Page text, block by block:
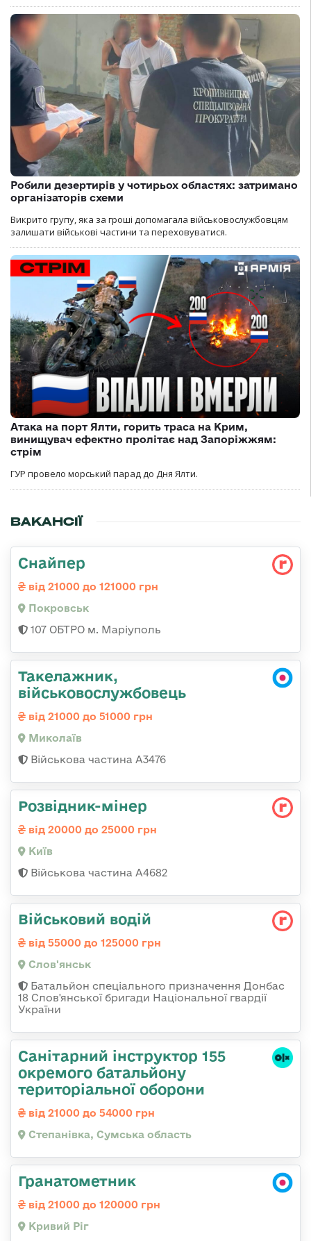
Робили дезертирів у чотирьох областях: затримано
організаторів схеми
Викрито групу, яка за гроші допомагала військовослужбовцям
залишати військові частини та переховуватися.
Атака на порт Ялти, горить траса на Крим,
винищувач ефектно пролітає над Запоріжжям:
стрім
ГУР провело морський парад до Дня Ялти.
ВАКАНСІЇ
Снайпер
від 21000 до 121000 грн
Покровськ
107 ОБТРО м. Маріуполь
Такелажник,
військовослужбовець
від 21000 до 51000 грн
Миколаїв
Військова частина А3476
Розвідник-мінер
від 20000 до 25000 грн
Київ
Військова частина А4682
Військовий водій
від 55000 до 125000 грн
Слов'янськ
Батальйон спеціального призначення Донбас
18 Слов'янської бригади Національної гвардії
України
Санітарний інструктор 155
окремого батальйону
територіальної оборони
від 21000 до 54000 грн
Степанівка, Сумська область
Гранатометник
від 21000 до 120000 грн
Кривий Ріг